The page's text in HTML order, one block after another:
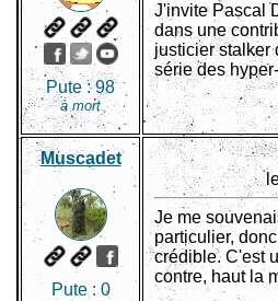
Pute :98
à mort
J'invite Pascal
dans une
justicier stalker
série des
Muscadet
Pute :0
Je me
particulier,
crédible. C'est
contre, haut la